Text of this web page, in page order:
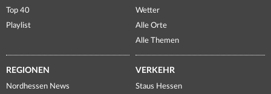
Top 40
Playlist
Wetter
Alle Orte
Alle Themen
REGIONEN
Nordhessen News
VERKEHR
Staus Hessen